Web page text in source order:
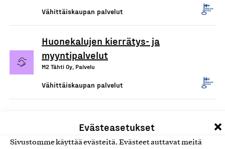
Evästeasetukset
Sivustomme käyttää evästeitä. Evästeet auttavat meitä
Vähittäiskaupan palvelut
Huonekalujen kierrätys- ja
myyntipalvelut
M2 Tähti Oy, Palvelu
Vähittäiskaupan palvelut